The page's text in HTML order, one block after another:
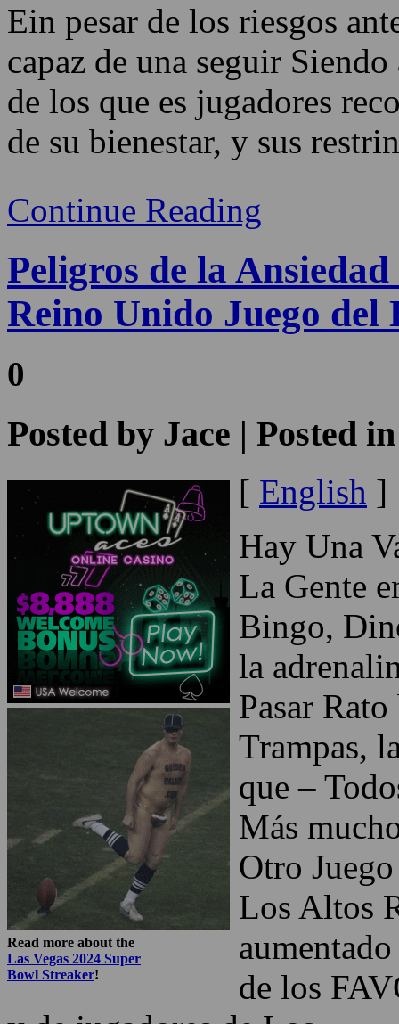
Ein pesar de los riesgos
capaz de una seguir
de los que es jugadores
de su bienestar, y sus
Continue Reading
Peligros de la
Reino Unido Juego del
0
Posted by Jace | Posted
Read more about the
Las Vegas 2024 Super
Bowl Streaker!
[ English ]
Hay Una
La Gente
Bingo,
la
Pasar
Trampas,
que –
Más
Otro
Los Altos
de los